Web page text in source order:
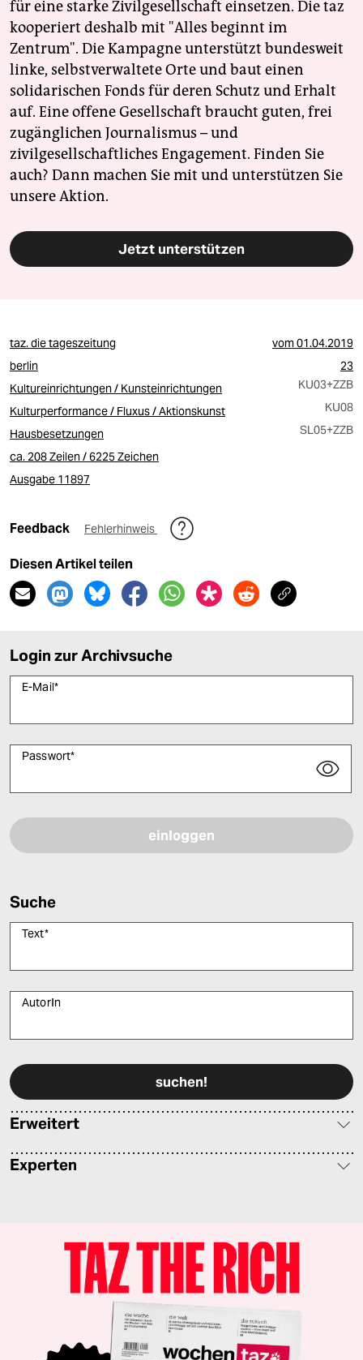
für eine starke Zivilgesellschaft einsetzen. Die taz
kooperiert deshalb mit "Alles beginnt im
Zentrum". Die Kampagne unterstützt bundesweit
linke, selbstverwaltete Orte und baut einen
solidarischen Fonds für deren Schutz und Erhalt
auf. Eine offene Gesellschaft braucht guten, frei
zugänglichen Journalismus – und
zivilgesellschaftliches Engagement. Finden Sie
auch? Dann machen Sie mit und unterstützen Sie
unsere Aktion.
Jetzt unterstützen
taz. die tageszeitung vom01.04.2019
berlin
23
Kultureinrichtungen / Kunsteinrichtungen
KU03+ZZB
Kulturperformance / Fluxus / Aktionskunst
KU08
Hausbesetzungen
SL05+ZZB
ca. 208 Zeilen / 6225 Zeichen
Ausgabe 11897
Feedback Fehlerhinweis
Diesen Artikel teilen
Login zur Archivsuche
E-Mail*
Passwort*
Suche
Text*
AutorIn
Erweitert
Experten